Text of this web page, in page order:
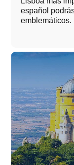
español
emblemáticos.